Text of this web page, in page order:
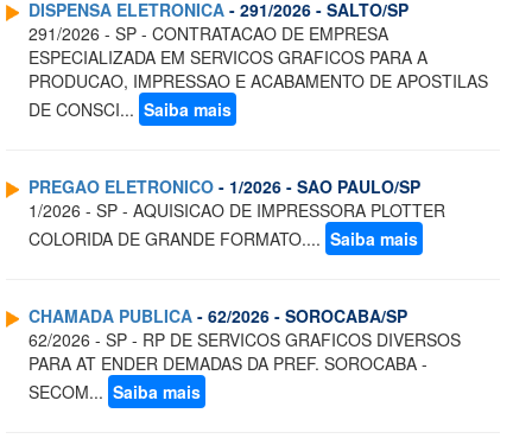
DISPENSA ELETRONICA - 291/2026 - SALTO/SP
291/2026 - SP - CONTRATACAO DE EMPRESA
ESPECIALIZADA EM SERVICOS GRAFICOS PARA A
PRODUCAO, IMPRESSAO E ACABAMENTO DE APOSTILAS
DE CONSCI... Saiba mais
PREGAO ELETRONICO - 1/2026 - SAO PAULO/SP
1/2026 - SP - AQUISICAO DE IMPRESSORA PLOTTER
COLORIDA DE GRANDE FORMATO.... Saiba mais
CHAMADA PUBLICA - 62/2026 - SOROCABA/SP
62/2026 - SP - RP DE SERVICOS GRAFICOS DIVERSOS
PARA AT ENDER DEMADAS DA PREF. SOROCABA -
SECOM... Saiba mais